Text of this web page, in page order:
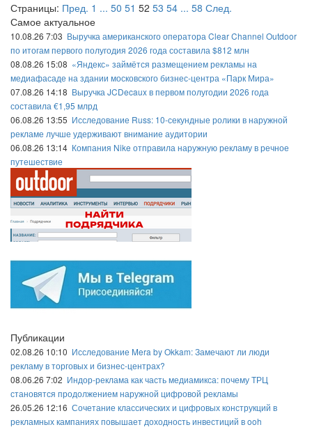
Страницы: Пред. 1 ... 50 51 52 53 54 ... 58 След.
Самое актуальное
10.08.26 7:03 Выручка американского оператора Clear Channel Outdoor
по итогам первого полугодия 2026 года составила $812 млн
08.08.26 15:08 «Яндекс» займётся размещением рекламы на
медиафасаде на здании московского бизнес-центра «Парк Мира»
07.08.26 14:18 Выручка JCDecaux в первом полугодии 2026 года
составила €1,95 млрд
06.08.26 13:55 Исследование Russ: 10-секундные ролики в наружной
рекламе лучше удерживают внимание аудитории
06.08.26 13:14 Компания Nike отправила наружную рекламу в речное
путешествие
Публикации
02.08.26 10:10 Исследование Mera by Okkam: Замечают ли люди
рекламу в торговых и бизнес-центрах?
08.06.26 7:02 Индор-реклама как часть медиамикса: почему ТРЦ
становятся продолжением наружной цифровой рекламы
26.05.26 12:16 Сочетание классических и цифровых конструкций в
рекламных кампаниях повышает доходность инвестиций в ooh